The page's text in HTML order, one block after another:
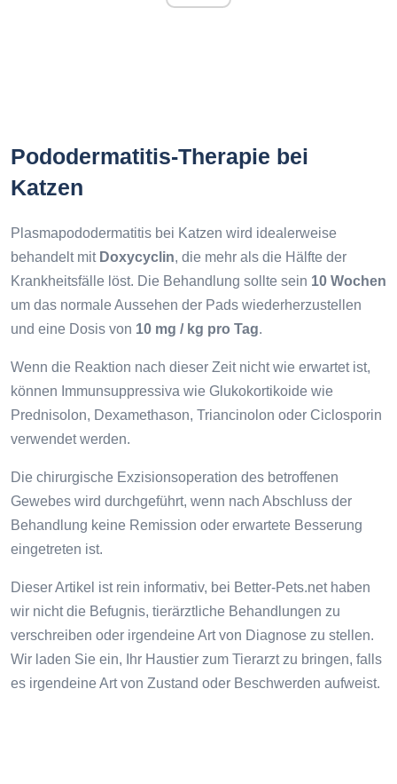
Pododermatitis-Therapie bei
Katzen
Plasmapododermatitis bei Katzen wird idealerweise
behandelt mit Doxycyclin, die mehr als die Hälfte der
Krankheitsfälle löst. Die Behandlung sollte sein 10 Wochen
um das normale Aussehen der Pads wiederherzustellen
und eine Dosis von 10 mg / kg pro Tag.
Wenn die Reaktion nach dieser Zeit nicht wie erwartet ist,
können Immunsuppressiva wie Glukokortikoide wie
Prednisolon, Dexamethason, Triancinolon oder Ciclosporin
verwendet werden.
Die chirurgische Exzisionsoperation des betroffenen
Gewebes wird durchgeführt, wenn nach Abschluss der
Behandlung keine Remission oder erwartete Besserung
eingetreten ist.
Dieser Artikel ist rein informativ, bei Better-Pets.net haben
wir nicht die Befugnis, tierärztliche Behandlungen zu
verschreiben oder irgendeine Art von Diagnose zu stellen.
Wir laden Sie ein, Ihr Haustier zum Tierarzt zu bringen, falls
es irgendeine Art von Zustand oder Beschwerden aufweist.